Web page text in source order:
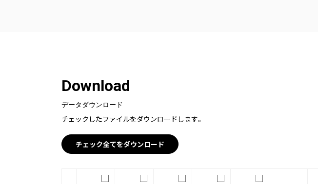
Download
データダウンロード
チェックしたファイルをダウンロードします。
チェック全てをダウンロード